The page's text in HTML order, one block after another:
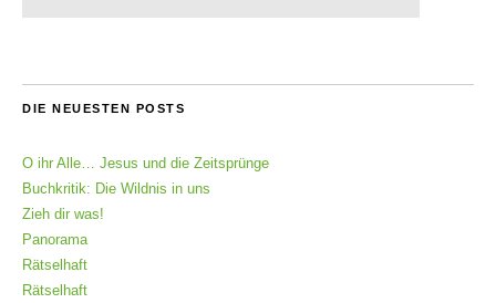
DIE NEUESTEN POSTS
O ihr Alle… Jesus und die Zeitsprünge
Buchkritik: Die Wildnis in uns
Zieh dir was!
Panorama
Rätselhaft
Rätselhaft